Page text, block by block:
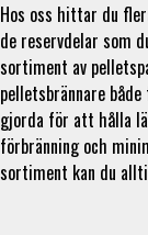
Hos oss hittar du
de reservdelar som
sortiment av
pelletsbrännare
gjorda för att hålla
förbränning och
sortiment kan du